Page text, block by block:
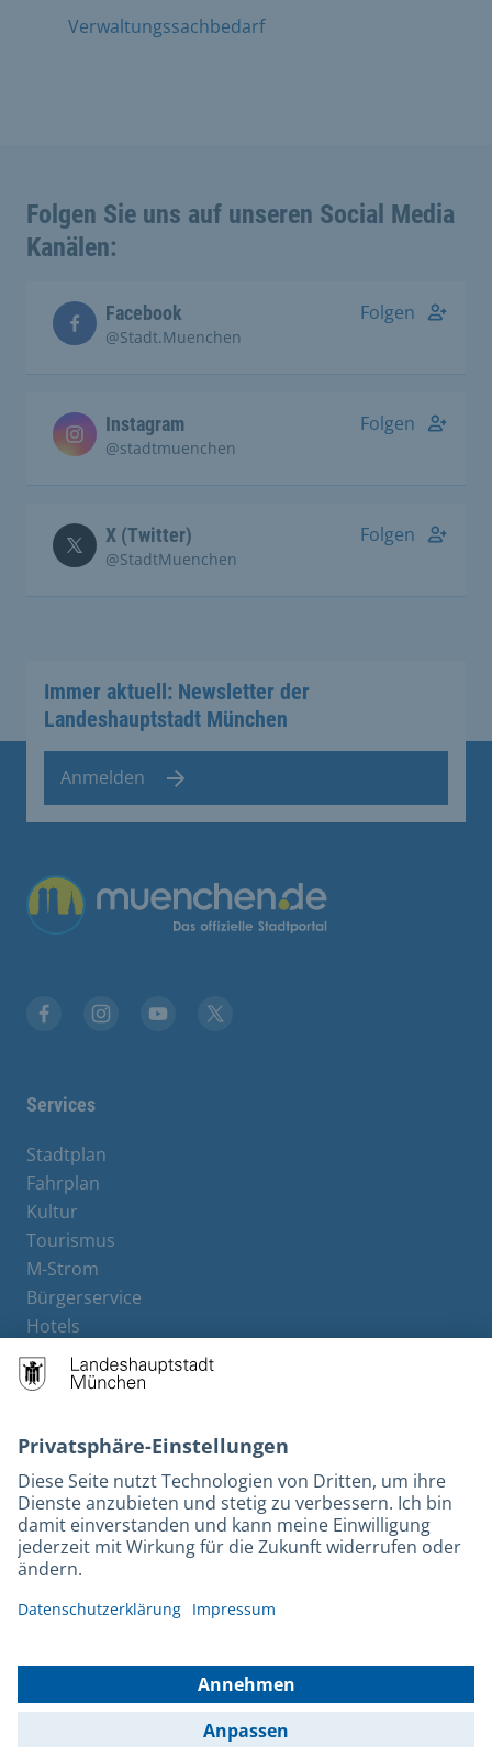
Verwaltungssachbedarf
Folgen Sie uns auf unseren Social Media
Kanälen:
Facebook
@Stadt.Muenchen
Folgen
Instagram
@stadtmuenchen
Folgen
X (Twitter)
@StadtMuenchen
Folgen
Immer aktuell: Newsletter der
Landeshauptstadt München
Anmelden
Übergreifende Links
Services
Stadtplan
Fahrplan
Kultur
Tourismus
M-Strom
Bürgerservice
Hotels
Barrierefreiheit
Leichte Sprache
Gebärdensprache
Datenschutz
Kontakt
© 2026 Portal München Betriebs GmbH & Co. KG - Ein Service der
Landeshauptstadt München und der Stadtwerke München GmbH